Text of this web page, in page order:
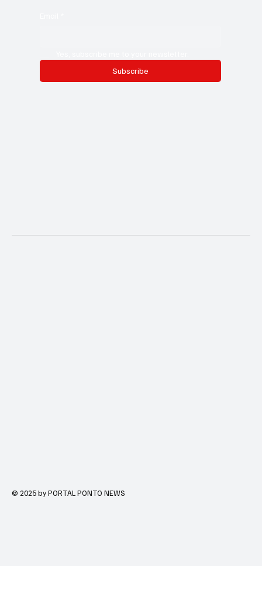
Subscribe
© 2025 by PORTAL PONTO NEWS